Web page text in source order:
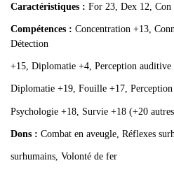
Caractéristiques : For 23, Dex 12,
Compétences : Concentration +13,
Détection
+15, Diplomatie +4, Perception
Diplomatie +19, Fouille +17,
Psychologie +18, Survie +18 (+20
Dons : Combat en aveugle, Réflexes
surhumains, Volonté de fer